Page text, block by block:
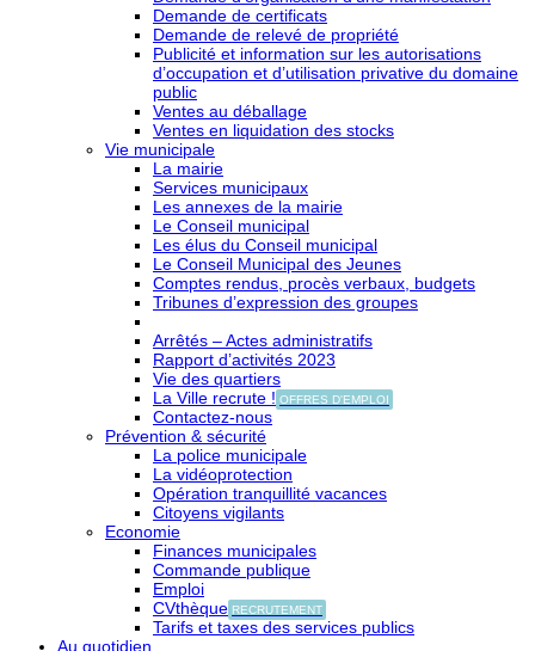
Demande de certificats
Demande de relevé de propriété
Publicité et information sur les autorisations
d’occupation et d’utilisation privative du domaine
public
Ventes au déballage
Ventes en liquidation des stocks
Vie municipale
La mairie
Services municipaux
Les annexes de la mairie
Le Conseil municipal
Les élus du Conseil municipal
Le Conseil Municipal des Jeunes
Comptes rendus, procès verbaux, budgets
Tribunes d’expression des groupes
Arrêtés – Actes administratifs
Rapport d’activités 2023
Vie des quartiers
La Ville recrute ! OFFRES D'EMPLOI
Contactez-nous
Prévention & sécurité
La police municipale
La vidéoprotection
Opération tranquillité vacances
Citoyens vigilants
Economie
Finances municipales
Commande publique
Emploi
CVthèque RECRUTEMENT
Tarifs et taxes des services publics
Au quotidien